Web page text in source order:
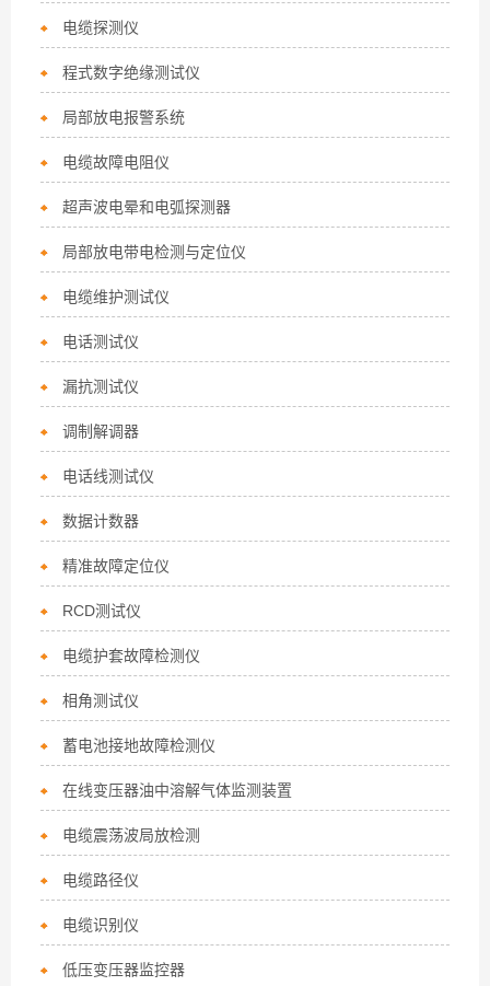
电缆探测仪
程式数字绝缘测试仪
局部放电报警系统
电缆故障电阻仪
超声波电晕和电弧探测器
局部放电带电检测与定位仪
电缆维护测试仪
电话测试仪
漏抗测试仪
调制解调器
电话线测试仪
数据计数器
精准故障定位仪
RCD测试仪
电缆护套故障检测仪
相角测试仪
蓄电池接地故障检测仪
在线变压器油中溶解气体监测装置
电缆震荡波局放检测
电缆路径仪
电缆识别仪
低压变压器监控器